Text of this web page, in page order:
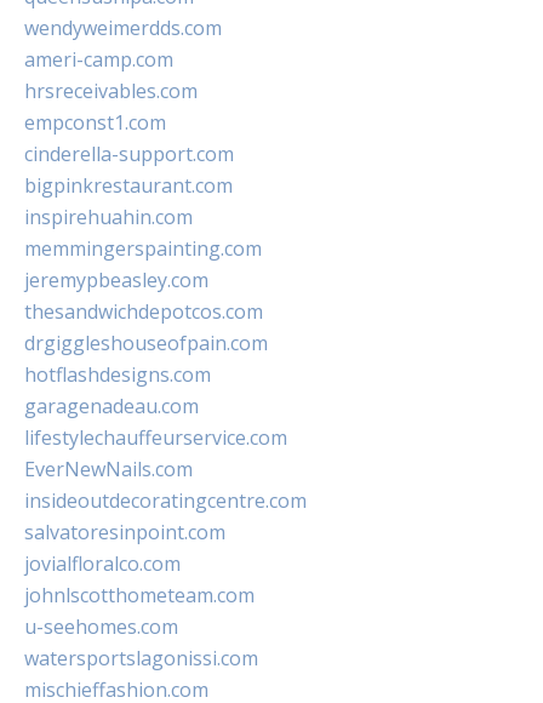
wendyweimerdds.com
ameri-camp.com
hrsreceivables.com
empconst1.com
cinderella-support.com
bigpinkrestaurant.com
inspirehuahin.com
memmingerspainting.com
jeremypbeasley.com
thesandwichdepotcos.com
drgiggleshouseofpain.com
hotflashdesigns.com
garagenadeau.com
lifestylechauffeurservice.com
EverNewNails.com
insideoutdecoratingcentre.com
salvatoresinpoint.com
jovialfloralco.com
johnlscotthometeam.com
u-seehomes.com
watersportslagonissi.com
mischieffashion.com